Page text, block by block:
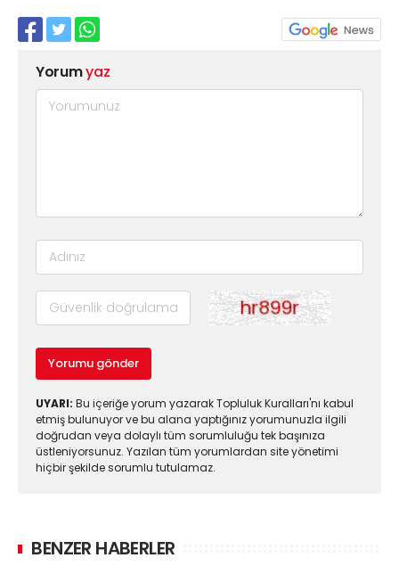
Yorumyaz
Yorumu gönder
UYARI: Bu içeriğe yorum yazarak Topluluk Kuralları'nı kabul
etmiş bulunuyor ve bu alana yaptığınız yorumunuzla ilgili
doğrudan veya dolaylı tüm sorumluluğu tek başınıza
üstleniyorsunuz. Yazılan tüm yorumlardan site yönetimi
hiçbir şekilde sorumlu tutulamaz.
BENZER HABERLER